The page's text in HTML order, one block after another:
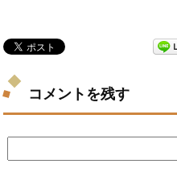
コメントを残す